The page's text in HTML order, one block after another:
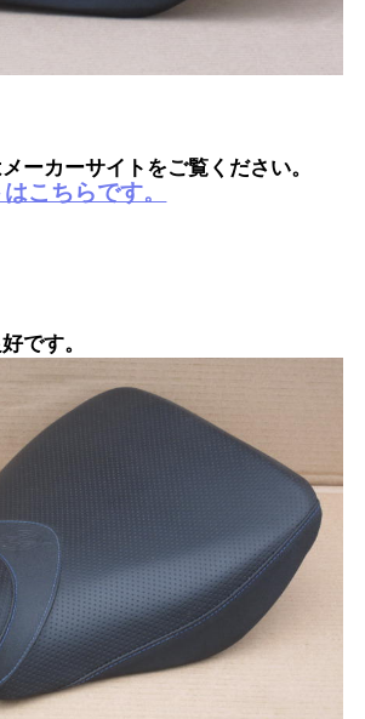
ーカーサイトをご覧ください。
こちらです。
です。